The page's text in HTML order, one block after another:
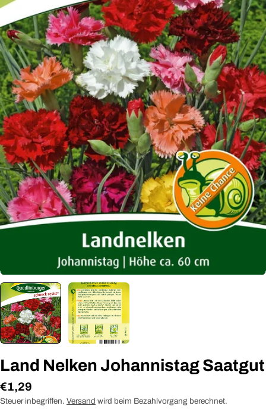
Sie das Medium 0 im Modalformat
Land Nelken Johannistag Saatgut
Regulärer
Preis
€1,29
Steuer inbegriffen. Versand wird beim Bezahlvorgang berechnet.